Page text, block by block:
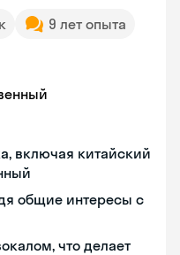
9 лет опыта
включая китайский
общие интересы с
что делает